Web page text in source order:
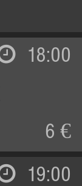
18:00
6 €
19:00